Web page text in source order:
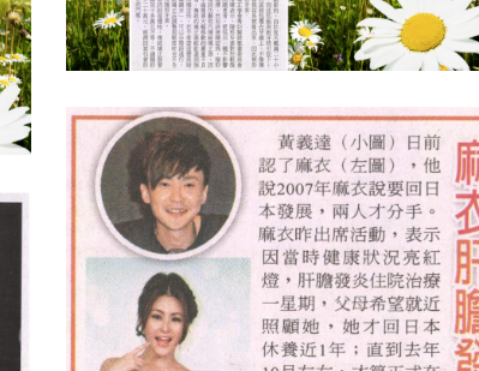
人間福報：隱形牙套 難取代傳統矯正器